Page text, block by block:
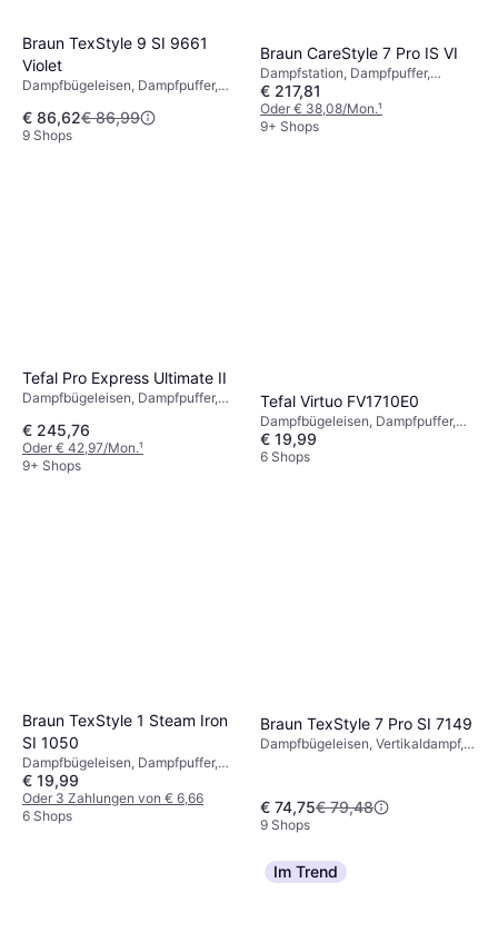
Braun TexStyle 9 SI 9661
Violet
Dampfbügeleisen, Dampfpuffer,
Abschaltautomatik, 3100 W,
Dampfkapazität: 60g, 330 ml
€ 86,62€ 86,99
9 Shops
Braun CareStyle 7 Pro IS VI
Dampfstation, Dampfpuffer,
Vertikaldampf, Abschaltautomatik,
2700 W, Dampfkapazität: 160g,
Dampfdruck: 7.5 bar, 2000 ml 22
€ 217,81
Oder € 38,08/Mon.¹
9+ Shops
Tefal Pro Express Ultimate II
Dampfbügeleisen, Dampfpuffer,
€ 245,76
Oder € 42,97/Mon.¹
9+ Shops
Tefal Virtuo FV1710E0
Dampfbügeleisen, Dampfpuffer,
Sprüher, Vertikaldampf,
Selbstreinigung, 1800 W,
€ 19,99
6 Shops
Braun TexStyle 1 Steam Iron
SI 1050
Dampfbügeleisen, Dampfpuffer,
Sprüher, Vertikaldampf,
Selbstreinigung, 2000 W,
Dampfkapazität: 120g, 220 ml 12
€ 19,99
Oder 3 Zahlungen von € 6,66
6 Shops
Braun TexStyle 7 Pro SI 7149
Dampfbügeleisen, Vertikaldampf,
Abschaltautomatik, 2900 W,
Dampfkapazität: 50g, 300 ml 15
cm 13 cm
€ 74,75€ 79,48
9 Shops
Im Trend